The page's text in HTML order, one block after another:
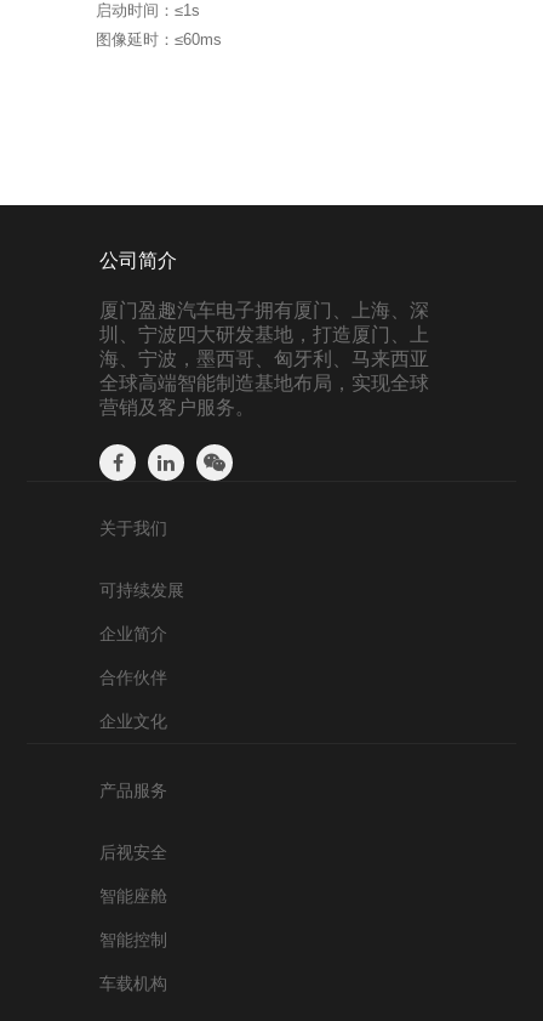
启动时间：≤1s
图像延时：≤60ms
公司简介
厦门盈趣汽车电子拥有厦门、上海、深
圳、宁波四大研发基地，打造厦门、上
海、宁波，墨西哥、匈牙利、马来西亚
全球高端智能制造基地布局，实现全球
营销及客户服务。
关于我们
可持续发展
企业简介
合作伙伴
企业文化
产品服务
后视安全
智能座舱
智能控制
车载机构